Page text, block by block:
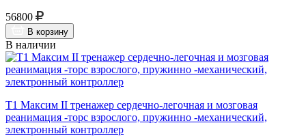
56800
В корзину
В наличии
Т1 Максим II тренажер сердечно-легочная и мозговая
реанимация -торс взрослого, пружинно -механический,
электронный контроллер